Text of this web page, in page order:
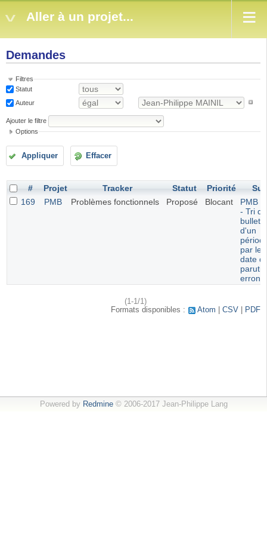
Aller à un projet...
Demandes
Filtres
Statut
Auteur
Ajouter le filtre
Options
Appliquer Effacer
# Projet Tracker Statut Priorité
169
PMB Problèmes fonctionnels Proposé Blocant
PMB
- Tri
d'un
par
date
erroné
(1-1/1)
Formats disponibles :
Atom CSV PDF
Powered by Redmine© 2006-2017 Jean-Philippe Lang